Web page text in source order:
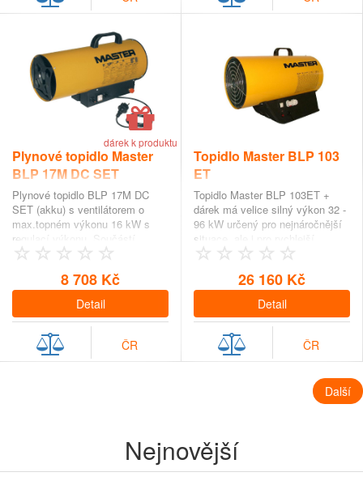
Plynové topidlo Master
BLP 17M DC SET
Plynové topidlo BLP 17M DC
SET (akku) s ventilátorem o
max.topném výkonu 16 kW s
regulací výkonu. Součástí
dodávky topidla Master…
8 708 Kč
Detail
ČR
dárek k produktu
Topidlo Master BLP 103
ET
Topidlo Master BLP 103ET +
dárek má velice silný výkon 32 -
96 kW určený pro nejnáročnější
situace, ale i pro rychlejší
vytopen…
26 160 Kč
Detail
ČR
Další
Nejnovější